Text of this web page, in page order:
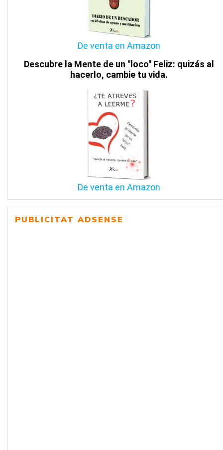
De venta en Amazon
Descubre la Mente de un "loco" Feliz: quizás al
hacerlo, cambie tu vida.
De venta en Amazon
PUBLICITAT ADSENSE